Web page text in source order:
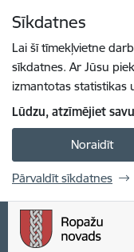
Sīkdatnes
Lai šī tīmekļvietne
sīkdatnes. Ar Jūsu
izmantotas statistikas
Lūdzu, atzīmējiet
Noraidīt
Pārvaldīt sīkdatnes